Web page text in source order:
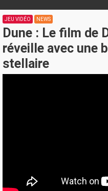
JEU VIDÉO NEWS
Dune : Le film de
réveille avec une
stellaire